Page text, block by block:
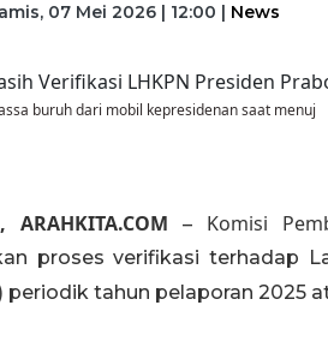
07 Mei 2026 | 12:00 | News
buruh dari mobil kepresidenan saat menuj
ARAHKITA.COM – Komisi
proses verifikasi terhadap
periodik tahun pelaporan 2025